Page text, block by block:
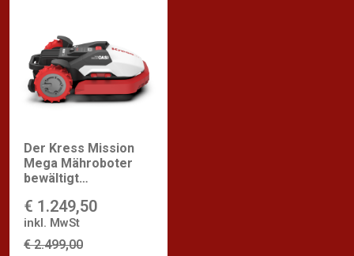
Der Kress Mission
Mega Mähroboter
bewältigt
6.500 m² mit OAS
(Obstacle Avoidance
System)
€ 2.499,00
€ 1.249,50
inkl. MwSt